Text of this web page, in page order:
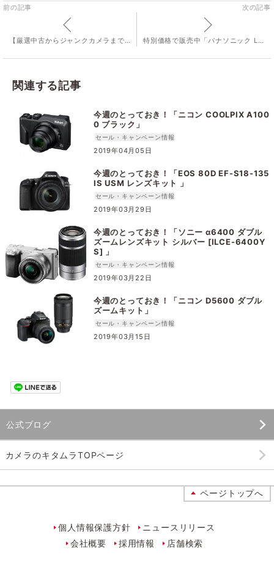
前の記事
【厳選中古からジャンクカメラまで】川崎モアーズ中古買取センターに行ってきた！
次の記事
特別価格で販売中「パナソニック LUMIX DC-FZ85-K」
関連する記事
今週のとっておき！「ニコン COOLPIX A100
0 ブラック」
セール・キャンペーン情報
2019年04月05日
今週のとっておき！「EOS 80D EF-S18-135
IS USM レンズキット 」
セール・キャンペーン情報
2019年03月29日
今週のとっておき！「ソニー α6400 ダブル
ズームレンズキット シルバー [ILCE-6400Y
S] 」
セール・キャンペーン情報
2019年03月22日
今週のとっておき！「ニコン D5600 ダブル
ズームキット」
セール・キャンペーン情報
2019年03月15日
公式ブログ
カメラのキタムラTOPページ
ページトップへ
個人情報保護方針
ニュースリリース
会社概要
採用情報 店舗検索